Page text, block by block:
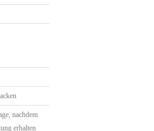
nachdem
erhalten